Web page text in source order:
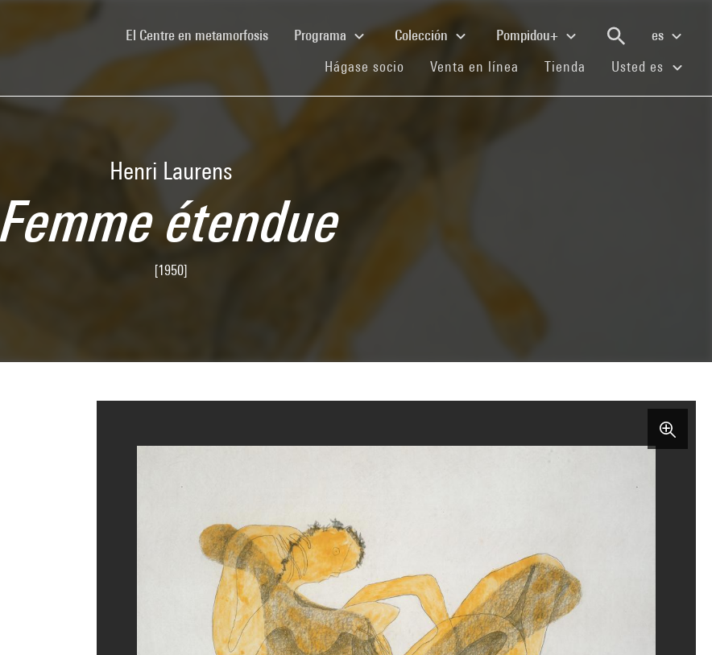
El Centre en metamorfosis(current)Programa Colección Pompidou+
es
Hágase socio (current)
Venta en línea (current)
Tienda (current)
Usted es
Henri Laurens
Femme étendue
[1950]